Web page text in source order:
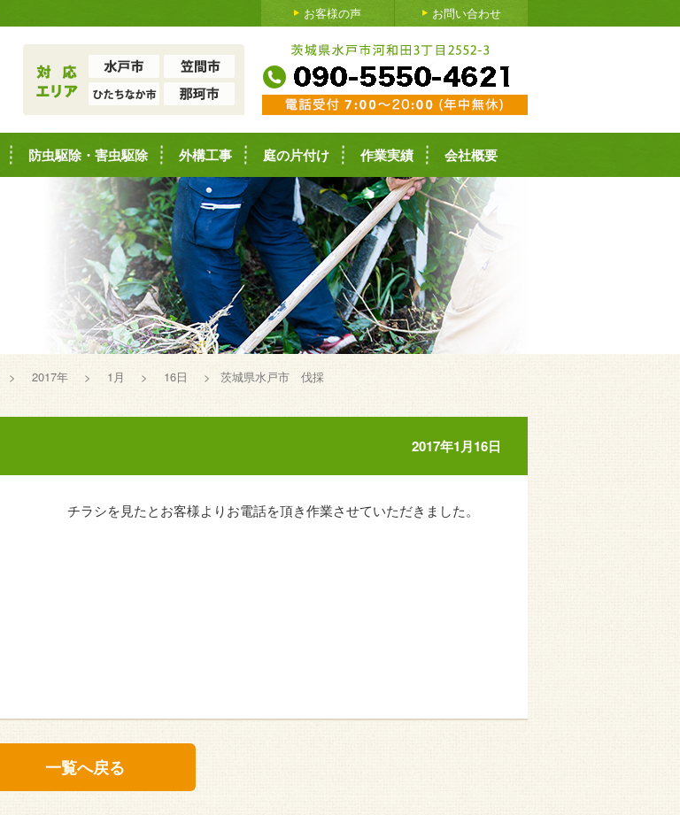
お客様の声 お問い合わせ
防虫駆除・害虫駆除 外構工事 庭の片付け 作業実績 会社概要
> 2017年 > 1月 > 16日 > 茨城県水戸市 伐採
2017年1月16日
チラシを見たとお客様よりお電話を頂き作業させていただきました。
一覧へ戻る